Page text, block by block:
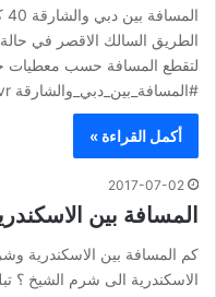
لتقطع المسافة حسب معطيات
#المسافة_بين_دبي_والشارقة hglsht, fdk ]fd .hgahvr,
أكمل القراءة »
2017-07-02
المسافة بين
كم المسافة بين الاسكندرية
الاسكندرية الى شرم الشيخ ؟